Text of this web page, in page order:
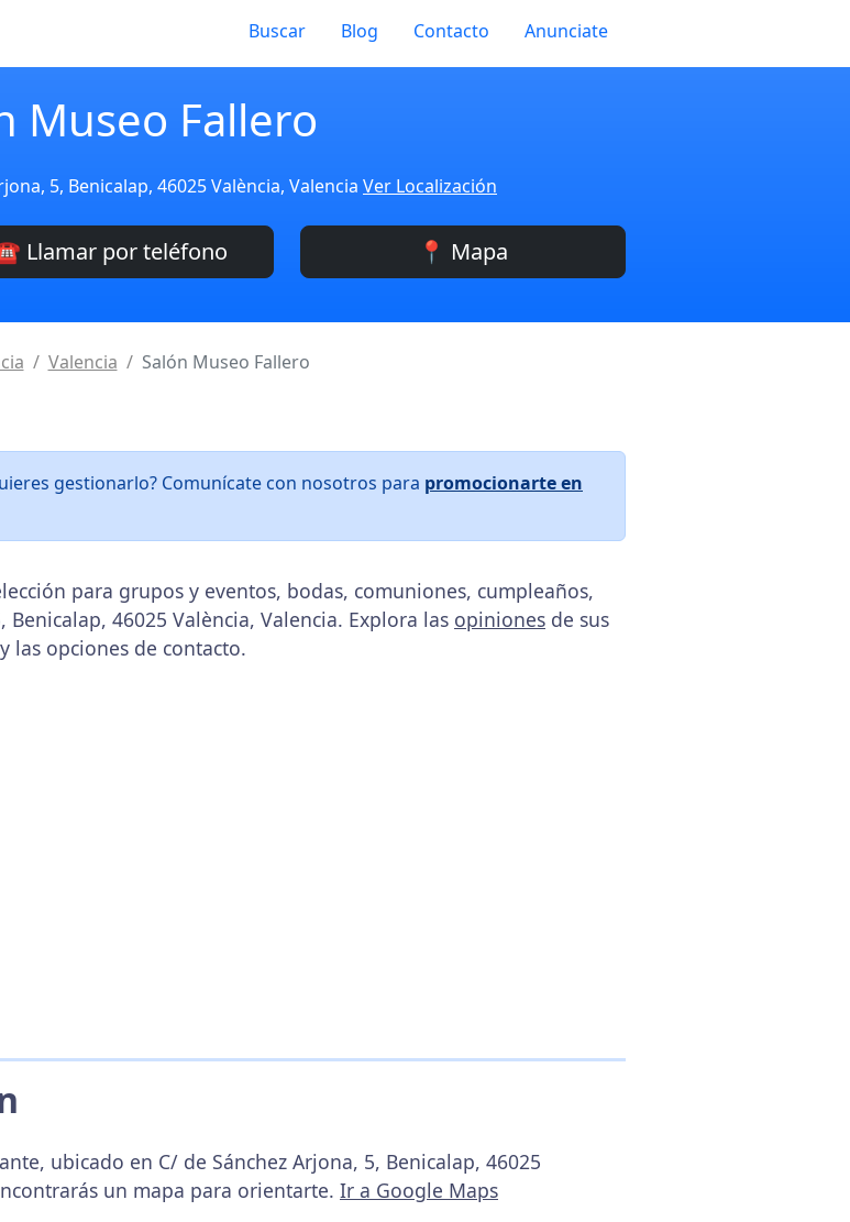
Buscar Blog Contacto Anunciate
Museo Fallero
5, Benicalap, 46025 València, Valencia Ver Localización
Llamar por teléfono 📍 Mapa
Valencia Salón Museo Fallero
gestionarlo? Comunícate con nosotros para promocionarte en
para grupos y eventos, bodas, comuniones, cumpleaños,
Benicalap, 46025 València, Valencia. Explora las opiniones de sus
y las opciones de contacto.
ubicado en C/ de Sánchez Arjona, 5, Benicalap, 46025
un mapa para orientarte. Ir a Google Maps